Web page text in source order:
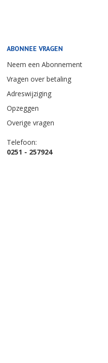
ABONNEE VRAGEN
Neem een Abonnement
Vragen over betaling
Adreswijziging
Opzeggen
Overige vragen
Telefoon:
0251 - 257924